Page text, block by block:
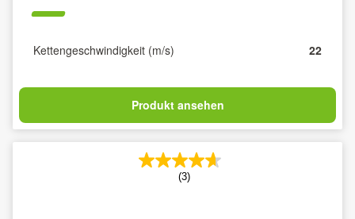
Kettengeschwindigkeit (m/s) 22
Produkt ansehen
(3)